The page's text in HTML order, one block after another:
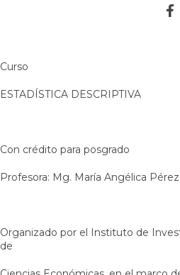
Curso
ESTADÍSTICA DESCRIPTIVA
Con crédito para posgrado
Profesora: Mg. María Angélica Pérez
Organizado por el Instituto de
de